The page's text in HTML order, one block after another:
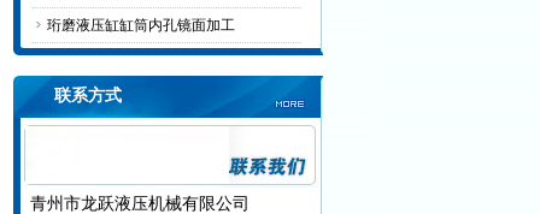
珩磨液压缸缸筒内孔镜面加工
联系方式
青州市龙跃液压机械有限公司